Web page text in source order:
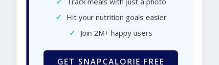
✓ Hit your nutrition goals easier
✓ Join 2M+ happy users
GET SNAPCALORIE FREE